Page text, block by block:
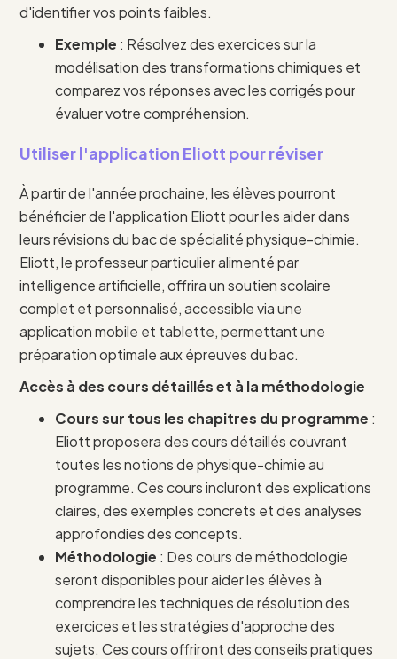
d'identifier vos points faibles.
Exemple : Résolvez des exercices sur la
modélisation des transformations chimiques et
comparez vos réponses avec les corrigés pour
évaluer votre compréhension.
Utiliser l'application Eliott pour réviser
À partir de l'année prochaine, les élèves pourront
bénéficier de l'application Eliott pour les aider dans
leurs révisions du bac de spécialité physique-chimie.
Eliott, le professeur particulier alimenté par
intelligence artificielle, offrira un soutien scolaire
complet et personnalisé, accessible via une
application mobile et tablette, permettant une
préparation optimale aux épreuves du bac.
Accès à des cours détaillés et à la méthodologie
Cours sur tous les chapitres du programme :
Eliott proposera des cours détaillés couvrant
toutes les notions de physique-chimie au
programme. Ces cours incluront des explications
claires, des exemples concrets et des analyses
approfondies des concepts.
Méthodologie : Des cours de méthodologie
seront disponibles pour aider les élèves à
comprendre les techniques de résolution des
exercices et les stratégies d'approche des
sujets. Ces cours offriront des conseils pratiques